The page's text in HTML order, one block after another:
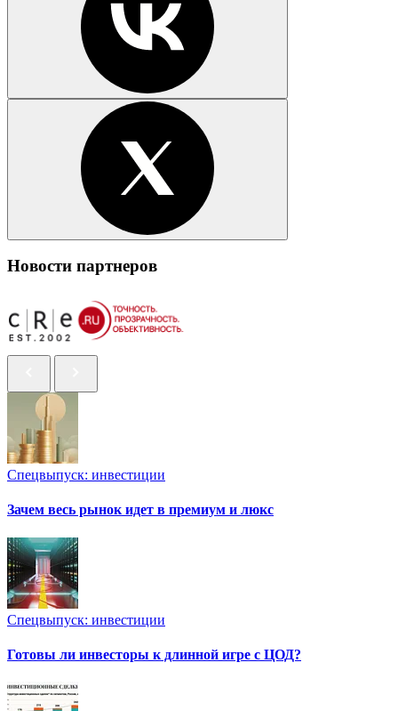
Новости партнеров
Спецвыпуск: инвестиции
Зачем весь рынок идет в премиум и люкс
Спецвыпуск: инвестиции
Готовы ли инвесторы к длинной игре с ЦОД?